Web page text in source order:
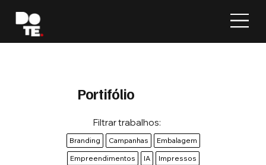
Portifólio
Filtrar trabalhos:
Branding Campanhas
Embalagem
Empreendimentos
IA
Impressos